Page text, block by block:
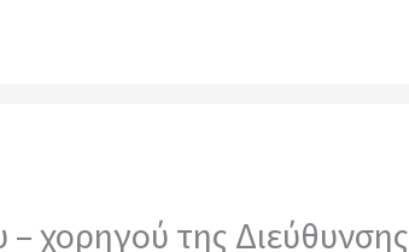
χορηγού της Διεύθυνσης